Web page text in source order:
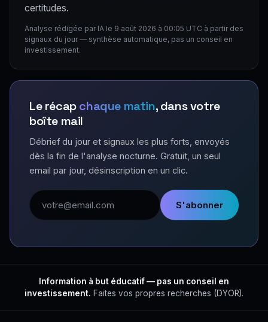
certitudes.
Analyse rédigée par IA le 9 août 2026 à 00:05 UTC à partir des
signaux du jour — synthèse automatique, pas un conseil en
investissement.
Le récapchaque matin, dans votre
boîte mail
Débrief du jour et signaux les plus forts, envoyés
dès la fin de l'analyse nocturne. Gratuit, un seul
email par jour, désinscription en un clic.
Adresse email
S'abonner
Information à but éducatif — pas un conseil en
investissement. Faites vos propres recherches (DYOR).